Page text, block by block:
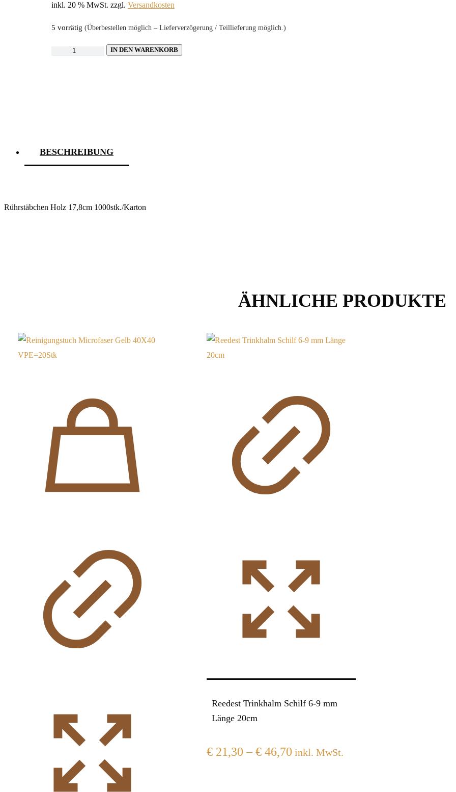
inkl. 20 % MwSt. zzgl. Versandkosten
5 vorrätig (Überbestellen möglich – Lieferverzögerung / Teillieferung möglich.)
Rührstäbchen
IN DEN WARENKORB
BESCHREIBUNG
Rührstäbchen Holz 17,8cm 1000stk./Karton
ÄHNLICHE PRODUKTE
Reedest Trinkhalm Schilf 6-9 mm
Länge 20cm
€ 21,30 –€ 46,70 inkl. MwSt.